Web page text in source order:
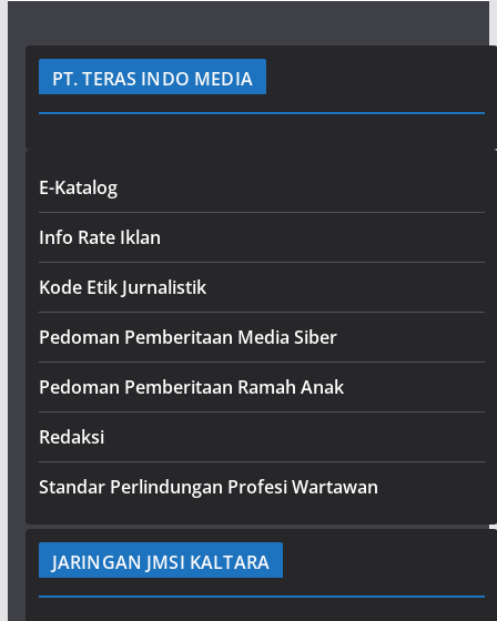
PT. TERAS INDO MEDIA
E-Katalog
Info Rate Iklan
Kode Etik Jurnalistik
Pedoman Pemberitaan Media Siber
Pedoman Pemberitaan Ramah Anak
Redaksi
Standar Perlindungan Profesi Wartawan
JARINGAN JMSI KALTARA